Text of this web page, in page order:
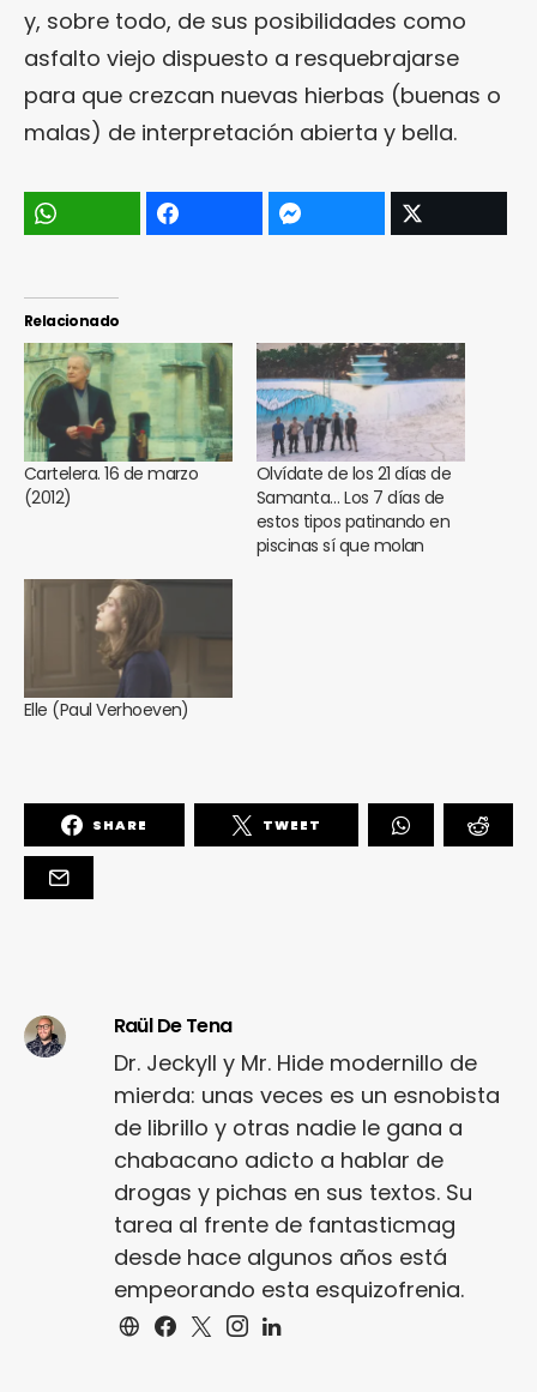
y, sobre todo, de sus posibilidades como
asfalto viejo dispuesto a resquebrajarse
para que crezcan nuevas hierbas (buenas o
malas) de interpretación abierta y bella.
Relacionado
Cartelera. 16 de marzo
(2012)
Olvídate de los 21 días de
Samanta… Los 7 días de
estos tipos patinando en
piscinas sí que molan
Elle (Paul Verhoeven)
SHARE TWEET
Raül De Tena
Dr. Jeckyll y Mr. Hide modernillo de
mierda: unas veces es un esnobista
de librillo y otras nadie le gana a
chabacano adicto a hablar de
drogas y pichas en sus textos. Su
tarea al frente de fantasticmag
desde hace algunos años está
empeorando esta esquizofrenia.